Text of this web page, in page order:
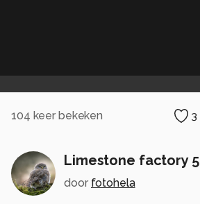
104 keer bekeken 3
Limestone factory 5
door fotohela